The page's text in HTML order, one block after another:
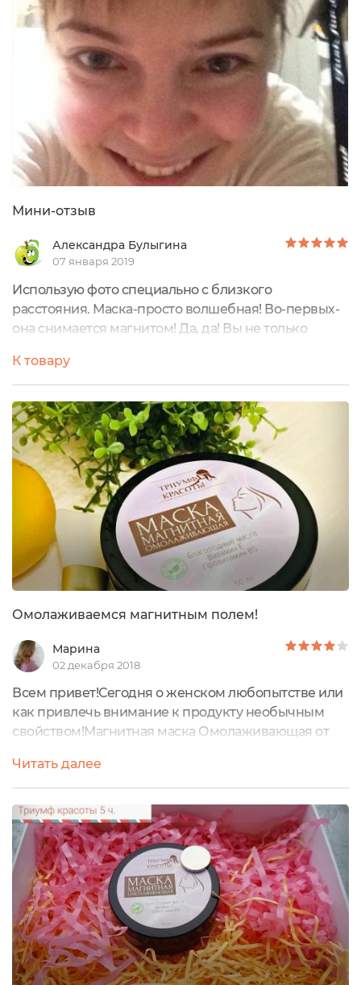
меня "в любимчиках")Сегодня хочу рассказать про
необычную маску для лица "Магнитная
Омолаживающая"....
Мини-отзыв
Александра Булыгина
07 января 2019
Использую фото специально с близкого
расстояния. Маска-просто волшебная! Во-первых-
она снимается магнитом! Да, да! Вы не только
подписание ее, но и развлечетесь. Что касается
качества. Я скептически относилась к ней ДАЖЕ
после пары применений. Увлажняла, питала, да,
однако особого эффекта не было, пока я не сделала
все "как надо". Чистая и сухая кожа, "железо" сняла
салфеткой и оставила остатки маски на лице на
ночь. Эффект поразительный! Лицо выглядело
более ухоженным, как после процедуры СПА.
Очень довольна!
К товару
Омолаживаемся магнитным полем!
Марина
02 декабря 2018
Всем привет!Сегодня о женском любопытстве или
как привлечь внимание к продукту необычным
свойством!Магнитная маска Омолаживающая от
отвинчивающейся крышкой. На дне в комплекте
идёт круглый магнит.Составляющая маски, это
оксид железа, масла и витамины. Состав
натуральный и одобрен сервисом, не найден
только оксид железа. За счёт достаточно плотных и
жирных ...
Читать далее